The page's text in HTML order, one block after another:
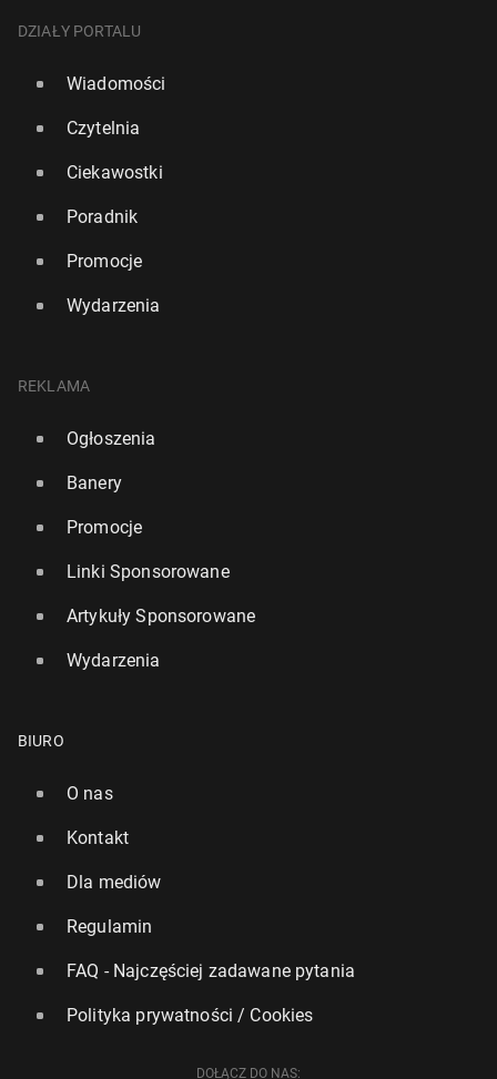
DZIAŁY PORTALU
Wiadomości
Czytelnia
Ciekawostki
Poradnik
Promocje
Wydarzenia
REKLAMA
Ogłoszenia
Banery
Promocje
Linki Sponsorowane
Artykuły Sponsorowane
Wydarzenia
BIURO
O nas
Kontakt
Dla mediów
Regulamin
FAQ - Najczęściej zadawane pytania
Polityka prywatności / Cookies
DOŁĄCZ DO NAS: